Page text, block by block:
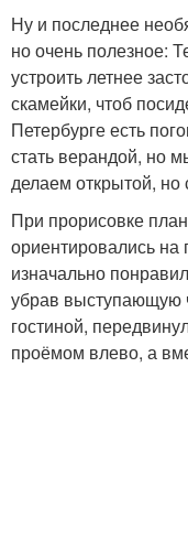
Ну и последнее
но очень полезное:
устроить летнее
скамейки, чтоб
Петербурге есть
стать верандой, но
делаем открытой,
При прорисовке
ориентировались на
изначально
убрав выступающую
гостиной,
проёмом влево, а